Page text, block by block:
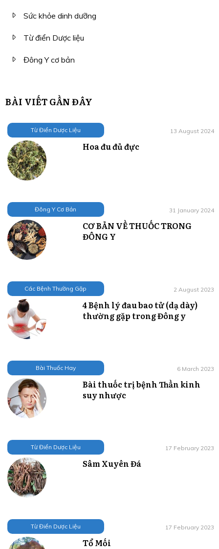
Sức khỏe dinh dưỡng
Từ điển Dược liệu
Đông Y cơ bản
BÀI VIẾT GẦN ĐÂY
Từ Điển Dược Liệu 13 August 2024
Hoa đu đủ đực
Đông Y Cơ Bản 31 January 2024
CƠ BẢN VỀ THUỐC TRONG
ĐÔNG Y
Các Bệnh Thường Gặp 2 August 2023
4 Bệnh lý đau bao tử (dạ dày)
thường gặp trong Đông y
Bài Thuốc Hay 6 March 2023
Bài thuốc trị bệnh Thần kinh
suy nhược
Từ Điển Dược Liệu 17 February 2023
Sâm Xuyên Đá
Từ Điển Dược Liệu 17 February 2023
Tổ Mối